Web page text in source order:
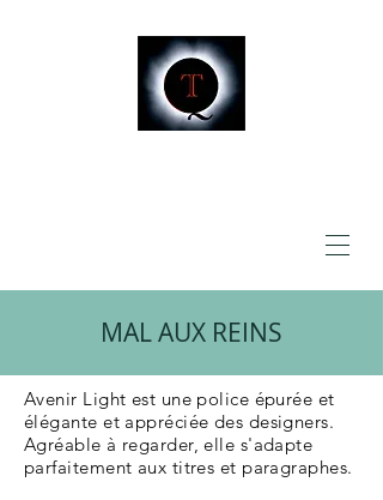
MAL AUX REINS
Avenir Light est une police épurée et
élégante et appréciée des designers.
Agréable à regarder, elle s'adapte
parfaitement aux titres et paragraphes.